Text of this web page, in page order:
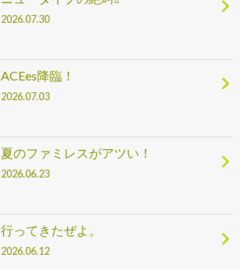
2026.07.30
ACEes降臨！
2026.07.03
夏のファミレスがアツい！
2026.06.23
行ってきたぜよ。
2026.06.12